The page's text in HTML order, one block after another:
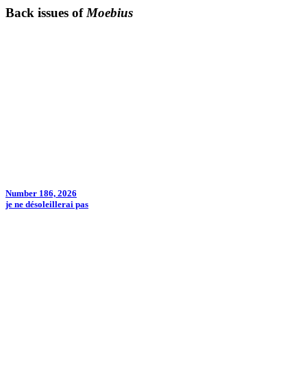
Back issues of Moebius
Number 186, 2026
je ne désoleillerai pas